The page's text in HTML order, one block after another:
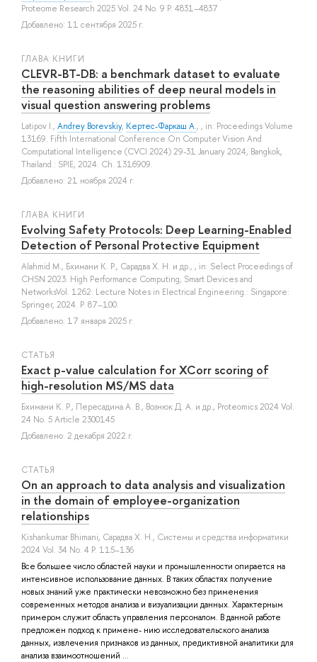
Proteome Research 2025 Vol. 24 No. 9 P. 4831–4837
Добавлено: 11 сентября 2025 г.
ГЛАВА КНИГИ
CLEVR-BT-DB: a benchmark dataset to evaluate
the reasoning abilities of deep neural models in
visual question answering problems
Latipov I., Andrey Borevskiy, Кертес-Фаркаш А., , in: Proceedings Volume
13169. Fifth International Conference On Computer Vision And
Computational Intelligence (CVCI 2024) 29-31 January 2024, Bangkok,
Thailand.: SPIE, 2024. Ch. 1316909.
Добавлено: 21 ноября 2024 г.
ГЛАВА КНИГИ
Evolving Safety Protocols: Deep Learning-Enabled
Detection of Personal Protective Equipment
Alahmid M., Бхимани К. Р., Сарадва Х. Н. и др., , in: Select Proceedings of
CHSN 2023. High Performance Computing, Smart Devices and
NetworksVol. 1262: Lecture Notes in Electrical Engineering.: Singapore:
Springer, 2024. P. 87–100.
Добавлено: 17 января 2025 г.
СТАТЬЯ
Exact p-value calculation for XCorr scoring of
high-resolution MS/MS data
Бхимани К. Р., Пересадина А. В., Вознюк Д. А. и др., Proteomics 2024 Vol.
24 No. 5 Article 2300145
Добавлено: 2 декабря 2022 г.
СТАТЬЯ
On an approach to data analysis and visualization
in the domain of employee-organization
relationships
Kishankumar Bhimani, Сарадва Х. Н., Системы и средства информатики
2024 Vol. 34 No. 4 P. 115–136
Все большее число областей науки и промышленности опирается на
интенсивное использование данных. В таких областях получение
новых знаний уже практически невозможно без применения
современных методов анализа и визуализации данных. Характерным
примером служит область управления персоналом. В данной работе
предложен подход к примене- нию исследовательского анализа
данных, извлечения признаков из данных, предиктивной аналитики для
анализа взаимоотношений ...